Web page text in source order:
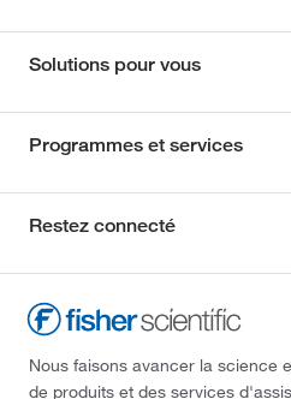
Solutions pour vous
Programmes et services
Restez connecté
Nous faisons avancer la science
de produits et des services